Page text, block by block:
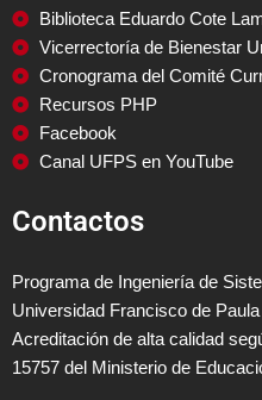
Biblioteca Eduardo Cote
Vicerrectoría de Bienestar
Cronograma del Comité
Recursos PHP
Facebook
Canal UFPS en YouTube
Contactos
Programa de Ingeniería de
Universidad Francisco de
Acreditación de alta calidad
15757 del Ministerio de